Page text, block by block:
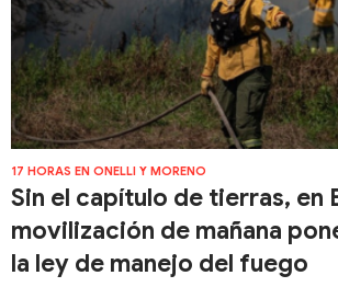
17 HORAS EN ONELLI Y MORENO
Sin el capítulo de tierras, en
movilización de mañana
la ley de manejo del fuego